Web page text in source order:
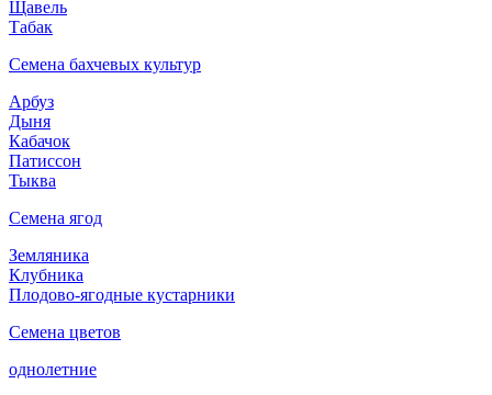
Щавель
Табак
Семена бахчевых культур
Арбуз
Дыня
Кабачок
Патиссон
Тыква
Семена ягод
Земляника
Клубника
Плодово-ягодные кустарники
Семена цветов
однолетние